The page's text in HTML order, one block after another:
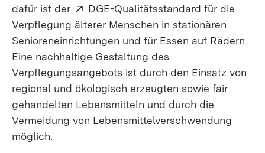
dafür ist der
Extern:
DGE-Qualitätsstandard für die
Verpflegung älterer Menschen in stationären
Senioreneinrichtungen und für Essen auf Rädern.
Eine nachhaltige Gestaltung des
Verpflegungsangebots ist durch den Einsatz von
regional und ökologisch erzeugten sowie fair
gehandelten Lebensmitteln und durch die
Vermeidung von Lebensmittelverschwendung
möglich.